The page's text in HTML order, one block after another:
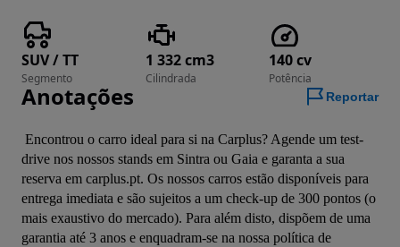
SUV / TT
Segmento
1 332 cm3
Cilindrada
140 cv
Potência
Anotações Reportar
drive nos nossos stands em Sintra ou Gaia e garanta a sua
reserva em carplus.pt. Os nossos carros estão disponíveis para
entrega imediata e são sujeitos a um check-up de 300 pontos (o
mais exaustivo do mercado). Para além disto, dispõem de uma
garantia até 3 anos e enquadram-se na nossa política de